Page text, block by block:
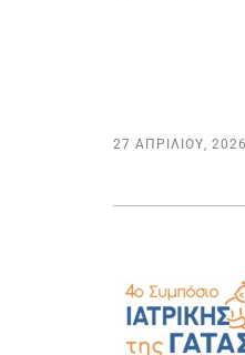
27 ΑΠΡΙΛΊΟΥ, 2026